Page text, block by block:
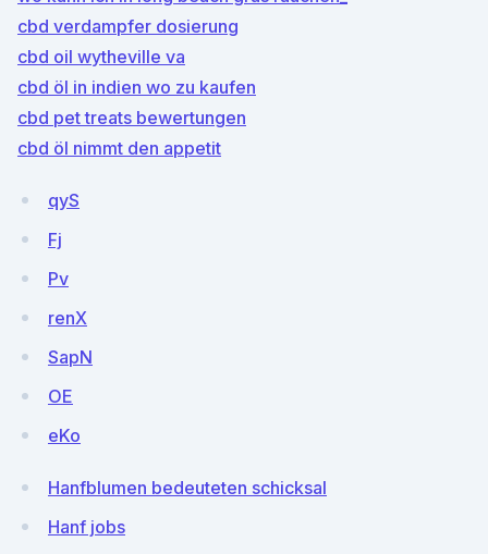
cbd verdampfer dosierung
cbd oil wytheville va
cbd öl in indien wo zu kaufen
cbd pet treats bewertungen
cbd öl nimmt den appetit
qyS
Fj
Pv
renX
SapN
OE
eKo
Hanfblumen bedeuteten schicksal
Hanf jobs